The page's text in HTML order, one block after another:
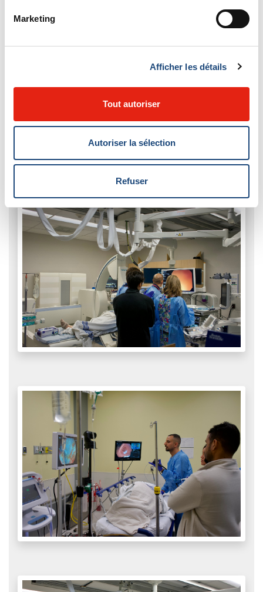
Marketing
Afficher les détails
Tout autoriser
Autoriser la sélection
Refuser